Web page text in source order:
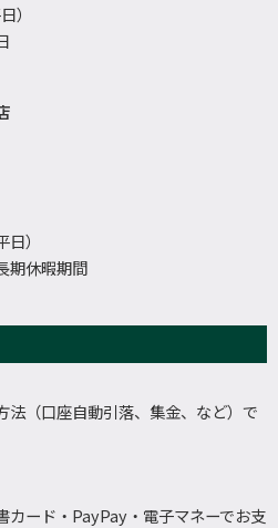
）
）
期休暇期間
法（口座自動引落、集金、など）で
カード・PayPay・電子マネーでお支